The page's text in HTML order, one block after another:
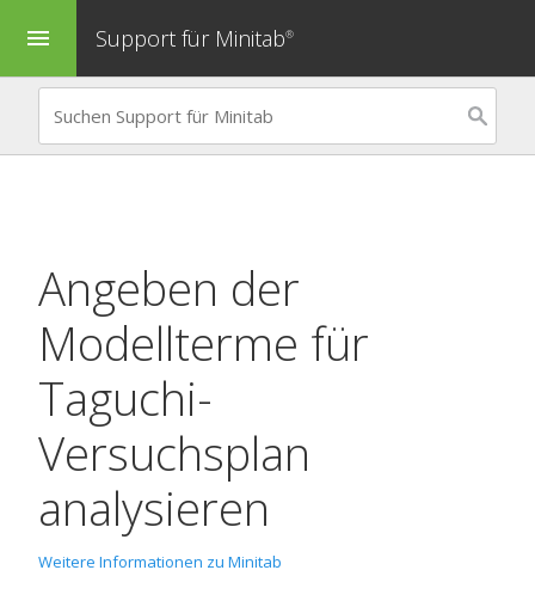
menu Support für Minitab®
Angeben der
Modellterme für
Taguchi-
Versuchsplan
analysieren
Weitere Informationen zu Minitab